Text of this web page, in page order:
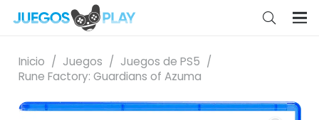
Inicio / Juegos / Juegos de PS5 /
Rune Factory: Guardians of Azuma